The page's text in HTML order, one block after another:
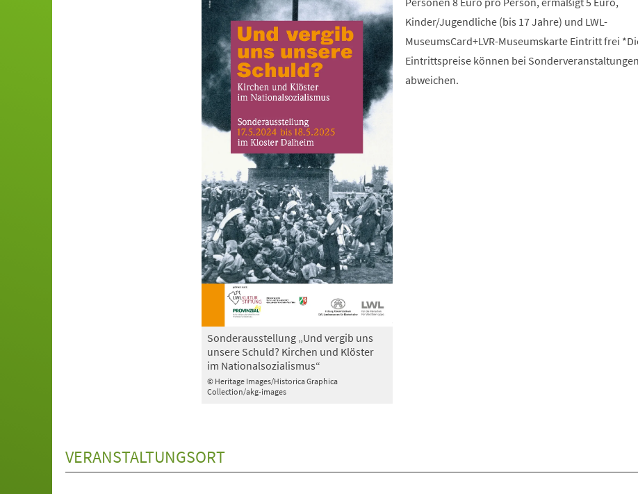
© Heritage Images/Historica Graphica
Collection/akg-images
Sonderausstellung „Und vergib uns
unsere Schuld? Kirchen und Klöster
im Nationalsozialismus“
Kinder/Jugendliche (bis 17 Jahre) und LWL-
MuseumsCard+LVR-Museumskarte Eintritt frei
Eintrittspreise können bei Sonderveranstaltungen
abweichen.
VERANSTALTUNGSORT